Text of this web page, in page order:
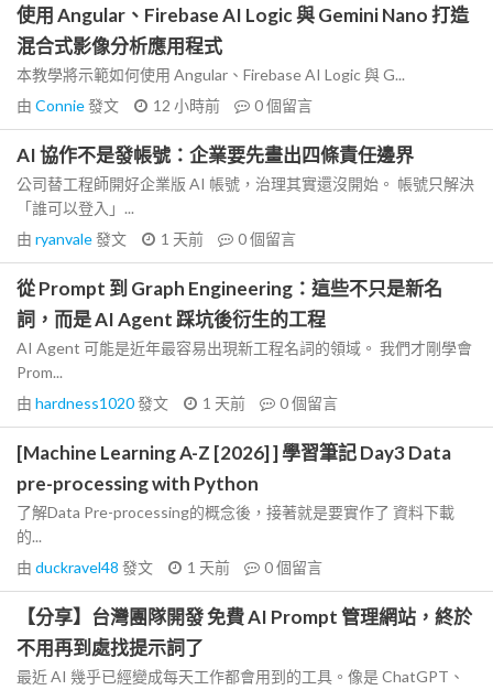
使用 Angular、Firebase AI Logic 與 Gemini Nano 打造
混合式影像分析應用程式
本教學將示範如何使用 Angular、Firebase AI Logic 與 G...
由 Connie發文 12 小時前 0個留言
AI 協作不是發帳號：企業要先畫出四條責任邊界
公司替工程師開好企業版 AI 帳號，治理其實還沒開始。 帳號只解決
「誰可以登入」...
由 ryanvale發文 1 天前 0個留言
從 Prompt 到 Graph Engineering：這些不只是新名
詞，而是 AI Agent 踩坑後衍生的工程
AI Agent 可能是近年最容易出現新工程名詞的領域。 我們才剛學會
Prom...
由 hardness1020發文 1 天前 0個留言
[Machine Learning A-Z [2026] ] 學習筆記 Day3 Data
pre-processing with Python
了解Data Pre-processing的概念後，接著就是要實作了 資料下載
的...
由 duckravel48 發文 1 天前 0個留言
【分享】台灣團隊開發 免費 AI Prompt 管理網站，終於
不用再到處找提示詞了
最近 AI 幾乎已經變成每天工作都會用到的工具。像是 ChatGPT、